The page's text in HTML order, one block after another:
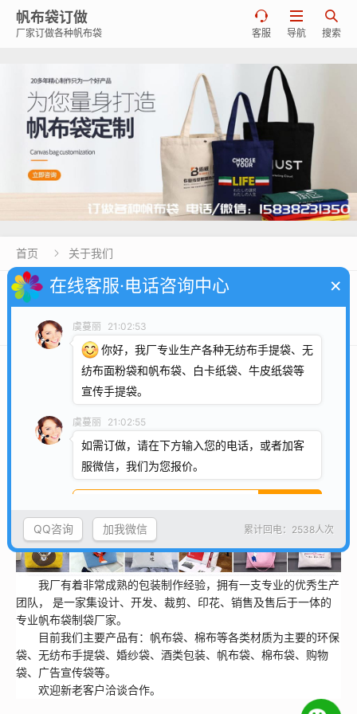
帆布袋订做
厂家订做各种帆布袋

搜索

导航

客服
首页  关于我们
页面 留言本 联系我们 关于我们
帆布袋定制厂家
关于我们
我厂有着非常成熟的包装制作经验，拥有一支专业的优秀生产
团队， 是一家集设计、开发、裁剪、印花、销售及售后于一体的
专业帆布袋制袋厂家。
目前我们主要产品有：帆布袋、棉布等各类材质为主要的环保
袋、无纺布手提袋、婚纱袋、酒类包装、帆布袋、棉布袋、购物
袋、广告宣传袋等。
欢迎新老客户洽谈合作。
在线客服·电话咨询中心 ×
虞蔓丽 21:02:53
你好，我厂专业生产各种无纺布手提袋、无
纺布面粉袋和帆布袋、白卡纸袋、牛皮纸袋等
宣传手提袋。
虞蔓丽 21:02:55
如需订做，请在下方输入您的电话，或者加客
服微信，我们为您报价。
累计回电：2538人次
QQ咨询 加我微信